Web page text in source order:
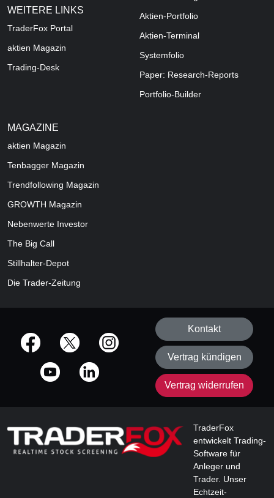
WEITERE LINKS
TraderFox Portal
aktien Magazin
Trading-Desk
Aktien-Portfolio
Aktien-Terminal
Systemfolio
Paper: Research-Reports
Portfolio-Builder
MAGAZINE
aktien Magazin
Tenbagger Magazin
Trendfollowing Magazin
GROWTH Magazin
Nebenwerte Investor
The Big Call
Stillhalter-Depot
Die Trader-Zeitung
offizielle Social Media-Accounts
Kontakt
Vertrag kündigen
Vertrag widerrufen
TraderFox
entwickelt Trading-
Software für
Anleger und
Trader. Unser
Echtzeit-